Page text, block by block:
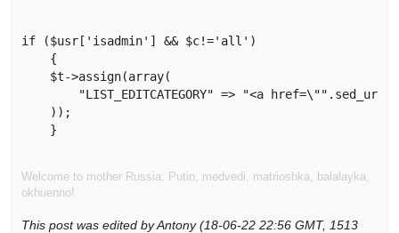
if ($usr['isadmin'] && $c!='all')
{
$t->assign(array(
"LIST_EDITCATEGORY" => "<a
));
}
Welcome to mother Russia: Putin, medvedi, matrioshka, balalayka,
okhuenno!
This post was edited by Antony (18-06-22 22:56 GMT, 1513